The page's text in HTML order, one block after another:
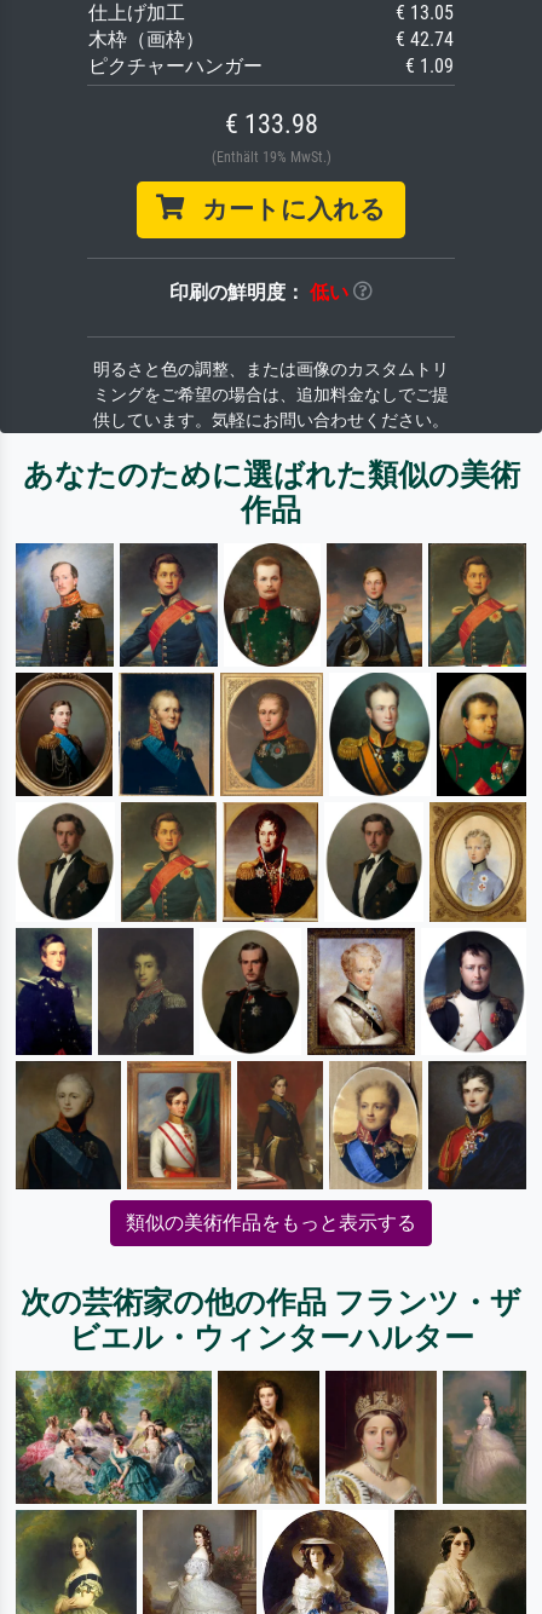
仕上げ加工
€ 13.05
木枠（画枠）
€ 42.74
ピクチャーハンガー
€ 1.09
€ 133.98
(Enthält 19% MwSt.)
カートに入れる
印刷の鮮明度： 低い
明るさと色の調整、または画像のカスタムトリ
ミングをご希望の場合は、追加料金なしでご提
供しています。気軽にお問い合わせください。
あなたのために選ばれた類似の美術
作品
類似の美術作品をもっと表示する
次の芸術家の他の作品 フランツ・ザ
ビエル・ウィンターハルター